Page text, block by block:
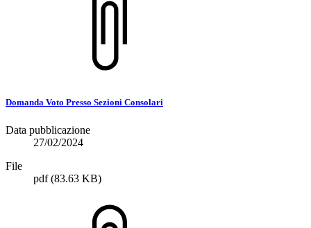
Domanda Voto Presso Sezioni Consolari
Data pubblicazione
27/02/2024
File
pdf(83.63 KB)